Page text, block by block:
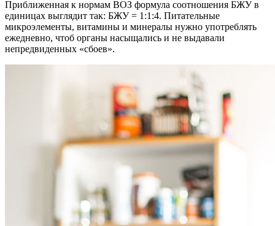
Приближенная к нормам ВОЗ формула соотношения БЖУ в
единицах выглядит так: БЖУ = 1:1:4. Питательные
микроэлементы, витамины и минералы нужно употреблять
ежедневно, чтоб органы насыщались и не выдавали
непредвиденных «сбоев».